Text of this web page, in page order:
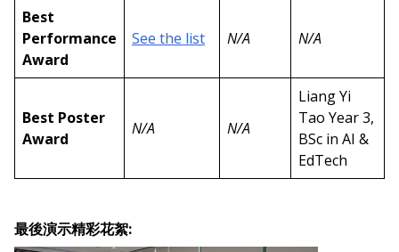
Best
Performance
Award
See the list N/A N/A
Best Poster
Award
N/A N/A
Liang Yi
Tao Year 3,
BSc in AI &
EdTech
最後演示精彩花絮: